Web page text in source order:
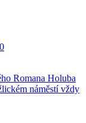
Romana Holuba
náměstí vždy